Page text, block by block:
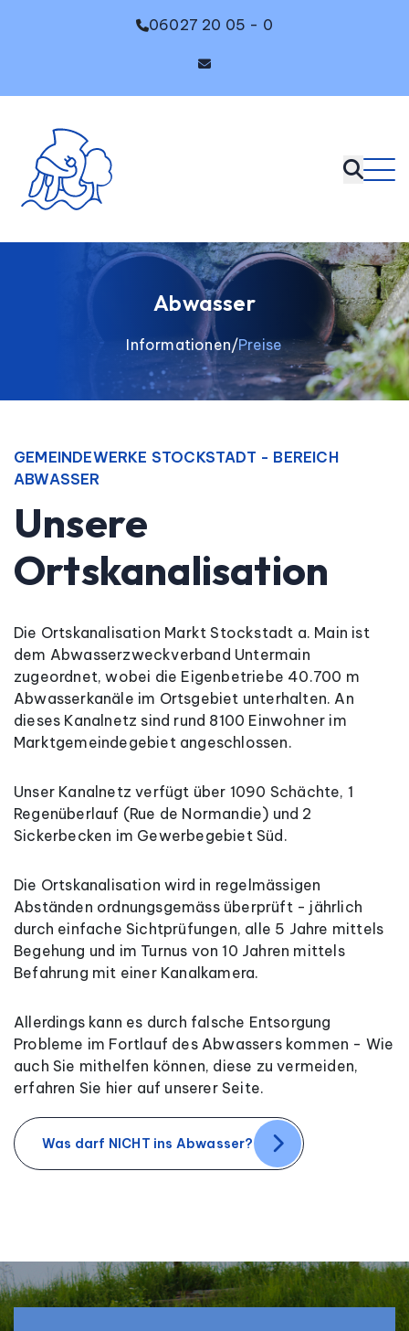
06027 20 05 - 0
Abwasser
Informationen Preise
GEMEINDEWERKE STOCKSTADT - BEREICH
ABWASSER
Unsere
Ortskanalisation
Die Ortskanalisation Markt Stockstadt a. Main ist
dem Abwasserzweckverband Untermain
zugeordnet, wobei die Eigenbetriebe 40.700 m
Abwasserkanäle im Ortsgebiet unterhalten. An
dieses Kanalnetz sind rund 8100 Einwohner im
Marktgemeindegebiet angeschlossen.
Unser Kanalnetz verfügt über 1090 Schächte, 1
Regenüberlauf (Rue de Normandie) und 2
Sickerbecken im Gewerbegebiet Süd.
Die Ortskanalisation wird in regelmässigen
Abständen ordnungsgemäss überprüft - jährlich
durch einfache Sichtprüfungen, alle 5 Jahre mittels
Begehung und im Turnus von 10 Jahren mittels
Befahrung mit einer Kanalkamera.
Allerdings kann es durch falsche Entsorgung
Probleme im Fortlauf des Abwassers kommen - Wie
auch Sie mithelfen können, diese zu vermeiden,
erfahren Sie hier auf unserer Seite.
Was darf NICHT ins Abwasser?